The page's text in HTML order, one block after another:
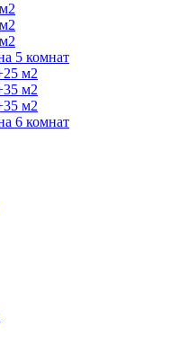
5 комнат
м2
м2
м2
6 комнат